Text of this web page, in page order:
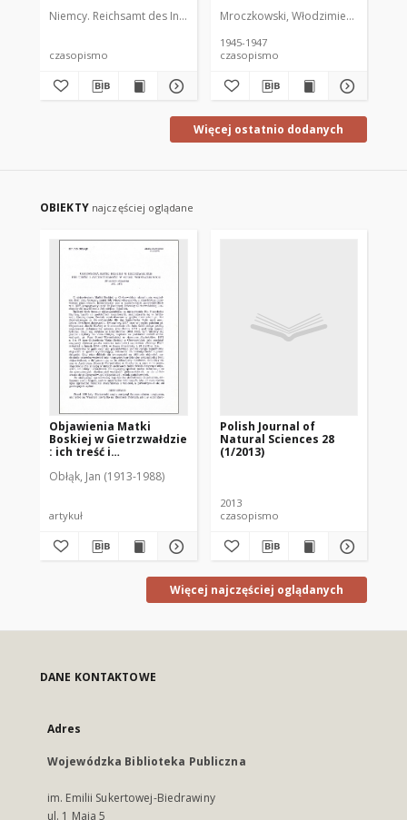
Niemcy. Reichsamt des Innern Walter de Gruyter und Co.
czasopismo
Mroczkowski, Włodzimierz (1902-
1945-1947
czasopismo
Więcej ostatnio dodanych
OBIEKTY najczęściej oglądane
Objawienia Matki
Boskiej w Gietrzwałdzie
: ich treść i
współczesnych : (w
Obłąk, Jan (1913-1988)
artykuł
Polish Journal of
Natural Sciences 28
(1/2013)
2013
czasopismo
Więcej najczęściej oglądanych
DANE KONTAKTOWE
Adres
Wojewódzka Biblioteka Publiczna
im. Emilii Sukertowej-Biedrawiny
ul. 1 Maja 5